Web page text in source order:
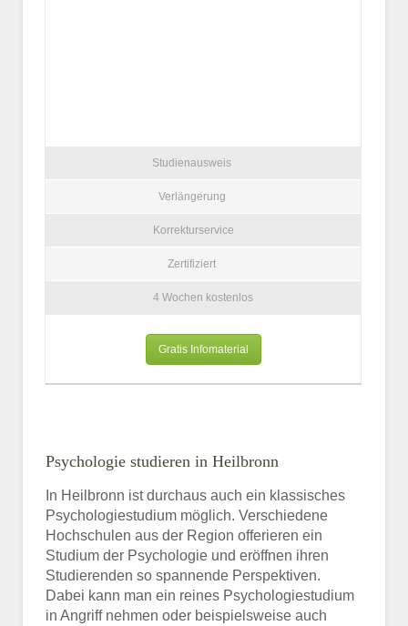
Studienausweis
Verlängerung
Korrekturservice
Zertifiziert
4 Wochen kostenlos
Gratis Infomaterial
Psychologie studieren in Heilbronn
In Heilbronn ist durchaus auch ein klassisches
Psychologiestudium möglich. Verschiedene
Hochschulen aus der Region offerieren ein
Studium der Psychologie und eröffnen ihren
Studierenden so spannende Perspektiven.
Dabei kann man ein reines Psychologiestudium
in Angriff nehmen oder beispielsweise auch